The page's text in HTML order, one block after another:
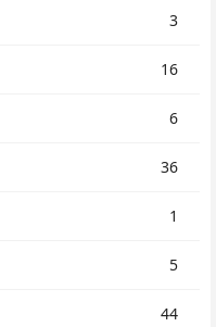
3
16
6
36
1
5
44